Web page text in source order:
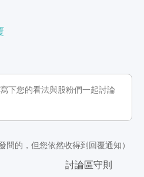
問的，但您依然收得到回覆通知）
討論區守則